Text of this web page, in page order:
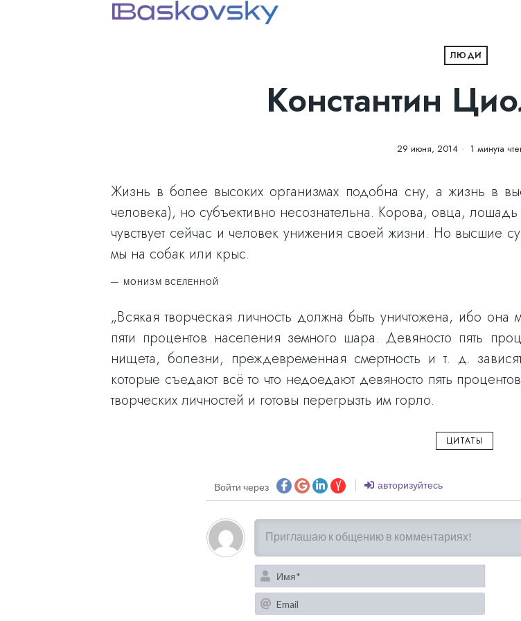
ЛЮДИ
Константин
29 июня, 2014 1 минута
Жизнь в более высоких организмах подобна сну, а жизнь в
человека), но субъективно несознательна. Корова, овца,
чувствует сейчас и человек унижения своей жизни. Но высшие
мы на собак или крыс.
МОНИЗМ ВСЕЛЕННОЙ
„Всякая творческая личность должна быть уничтожена, ибо
пяти процентов населения земного шара. Девяносто пять
нищета, болезни, преждевременная смертность и т. д.
которые съедают всё то что недоедают девяносто пять
творческих личностей и готовы перегрызть им горло.
ЦИТАТЫ
Войти через авторизуйтесь
Имя*
Email